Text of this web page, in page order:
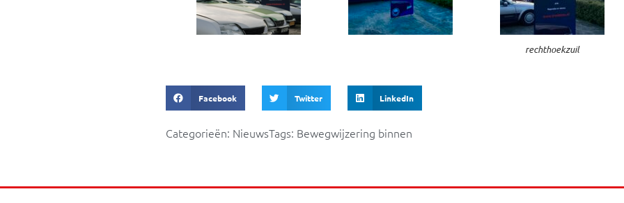
rechthoekzuil
Facebook Twitter LinkedIn
Categorieën: NieuwsTags: Bewegwijzering binnen